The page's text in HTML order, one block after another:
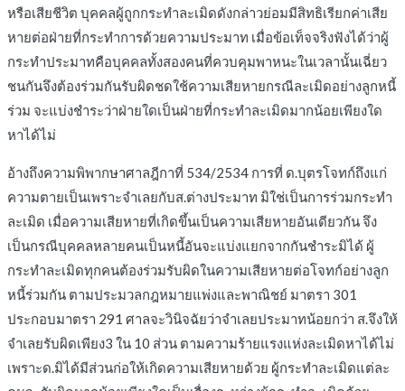
หรือเสียชีวิต บุคคลผู้ถูกกระทำละเมิดดังกล่าวย่อมมีสิทธิเรียกค่าเสีย
หายต่อฝ่ายที่กระทำการด้วยความประมาท เมื่อข้อเท็จจริงฟังได้ว่าผู้
กระทำประมาทคือบุคคลทั้งสองคนที่ควบคุมพาหนะในเวลานั้นเฉี่ยว
ชนกันจึงต้องร่วมกันรับผิดชดใช้ความเสียหายกรณีละเมิดอย่างลูกหนี้
ร่วม จะแบ่งชำระว่าฝ่ายใดเป็นฝ่ายที่กระทำละเมิดมากน้อยเพียงใด
หาได้ไม่
อ้างถึงความพิพากษาศาลฎีกาที่ 534/2534 การที่ ด.บุตรโจทก์ถึงแก่
ความตายเป็นเพราะจำเลยกับส.ต่างประมาท มิใช่เป็นการร่วมกระทำ
ละเมิด เมื่อความเสียหายที่เกิดขึ้นเป็นความเสียหายอันเดียวกัน จึง
เป็นกรณีบุคคลหลายคนเป็นหนี้อันจะแบ่งแยกจากกันชำระมิได้ ผู้
กระทำละเมิดทุกคนต้องร่วมรับผิดในความเสียหายต่อโจทก์อย่างลูก
หนี้ร่วมกัน ตามประมวลกฎหมายแพ่งและพาณิชย์ มาตรา 301
ประกอบมาตรา 291 ศาลจะวินิจฉัยว่าจำเลยประมาทน้อยกว่า ส.จึงให้
จำเลยรับผิดเพียง3 ใน 10 ส่วน ตามความร้ายแรงแห่งละเมิดหาได้ไม่
เพราะด.มิได้มีส่วนก่อให้เกิดความเสียหายด้วย ผู้กระทำละเมิดแต่ละ